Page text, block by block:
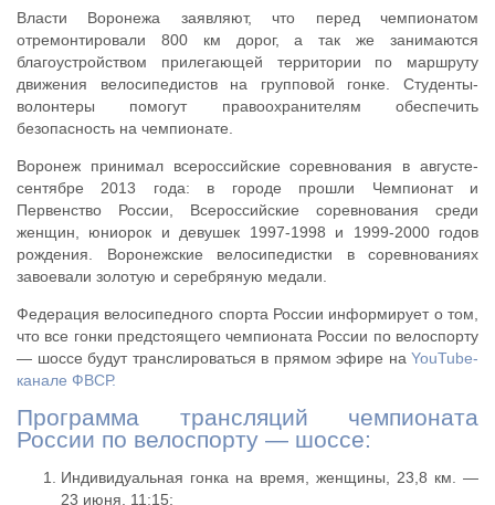
Власти Воронежа заявляют, что перед чемпионатом
отремонтировали 800 км дорог, а так же занимаются
благоустройством прилегающей территории по маршруту
движения велосипедистов на групповой гонке. Студенты-
волонтеры помогут правоохранителям обеспечить
безопасность на чемпионате.
Воронеж принимал всероссийские соревнования в августе-
сентябре 2013 года: в городе прошли Чемпионат и
Первенство России, Всероссийские соревнования среди
женщин, юниорок и девушек 1997-1998 и 1999-2000 годов
рождения. Воронежские велосипедистки в соревнованиях
завоевали золотую и серебряную медали.
Федерация велосипедного спорта России информирует о том,
что все гонки предстоящего чемпионата России по велоспорту
— шоссе будут транслироваться в прямом эфире на YouTube-
канале ФВСР.
Программа трансляций чемпионата
России по велоспорту — шоссе:
Индивидуальная гонка на время, женщины, 23,8 км. —
23 июня, 11:15;